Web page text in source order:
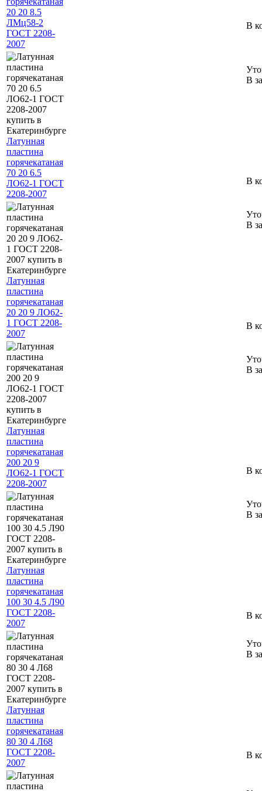
20 20 8.5
ЛМц58-2
ГОСТ 2208-
2007
В
Латунная
пластина
горячекатаная
70 20 6.5
ЛО62-1 ГОСТ
2208-2007
В
В
Латунная
пластина
горячекатаная
20 20 9 ЛО62-
1 ГОСТ 2208-
2007
В
В
Латунная
пластина
горячекатаная
200 20 9
ЛО62-1 ГОСТ
2208-2007
В
В
Латунная
пластина
горячекатаная
100 30 4.5 Л90
ГОСТ 2208-
2007
В
В
Латунная
пластина
горячекатаная
80 30 4 Л68
ГОСТ 2208-
2007
В
В